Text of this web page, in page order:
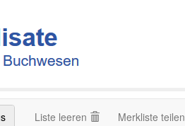
Liste leeren Merkliste teilen